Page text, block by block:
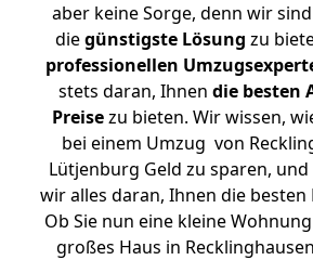
aber keine Sorge, denn wir
diegünstigste Lösung zu
professionellen
stets daran, Ihnen die besten
Preisezu bieten. Wir wissen,
bei einem Umzug von
Lütjenburg Geld zu sparen,
wir alles daran, Ihnen die besten
Ob Sie nun eine kleine
großes Haus in